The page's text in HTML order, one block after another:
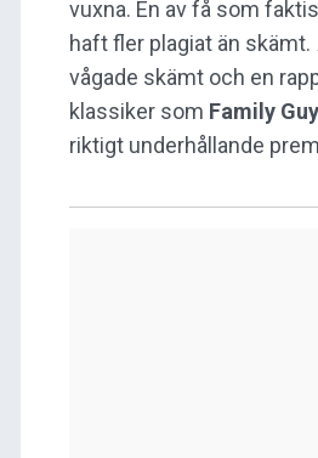
vuxna. En av få som
haft fler plagiat än skämt.
vågade skämt och en
klassiker som Family Guy
riktigt underhållande